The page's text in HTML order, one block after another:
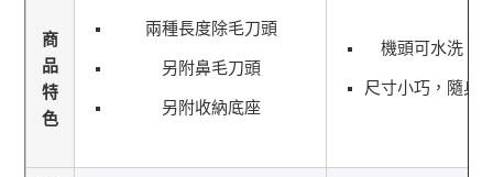
商
品
特
色
兩種長度除毛刀頭
另附鼻毛刀頭
另附收納底座
機頭可水洗，
尺寸小巧，隨身